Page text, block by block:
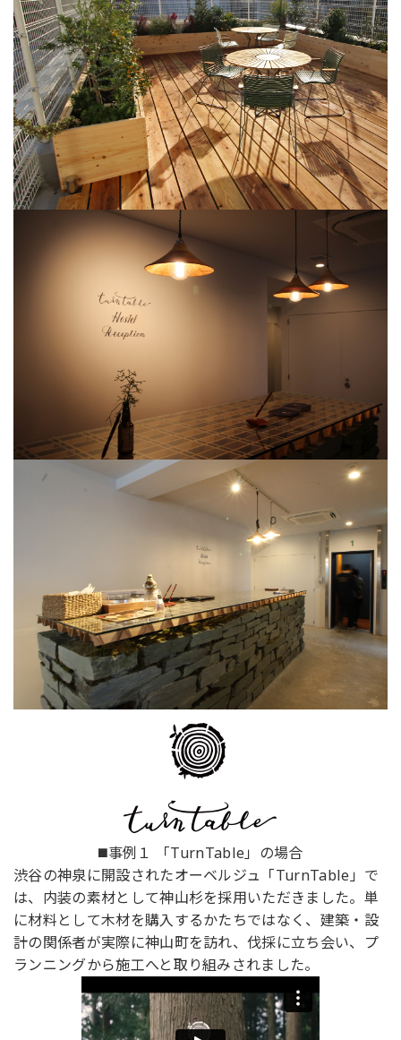
◼️事例１ 「TurnTable」の場合
渋谷の神泉に開設されたオーベルジュ「TurnTable」で
は、内装の素材として神山杉を採用いただきました。単
に材料として木材を購入するかたちではなく、建築・設
計の関係者が実際に神山町を訪れ、伐採に立ち会い、プ
ランニングから施工へと取り組みされました。